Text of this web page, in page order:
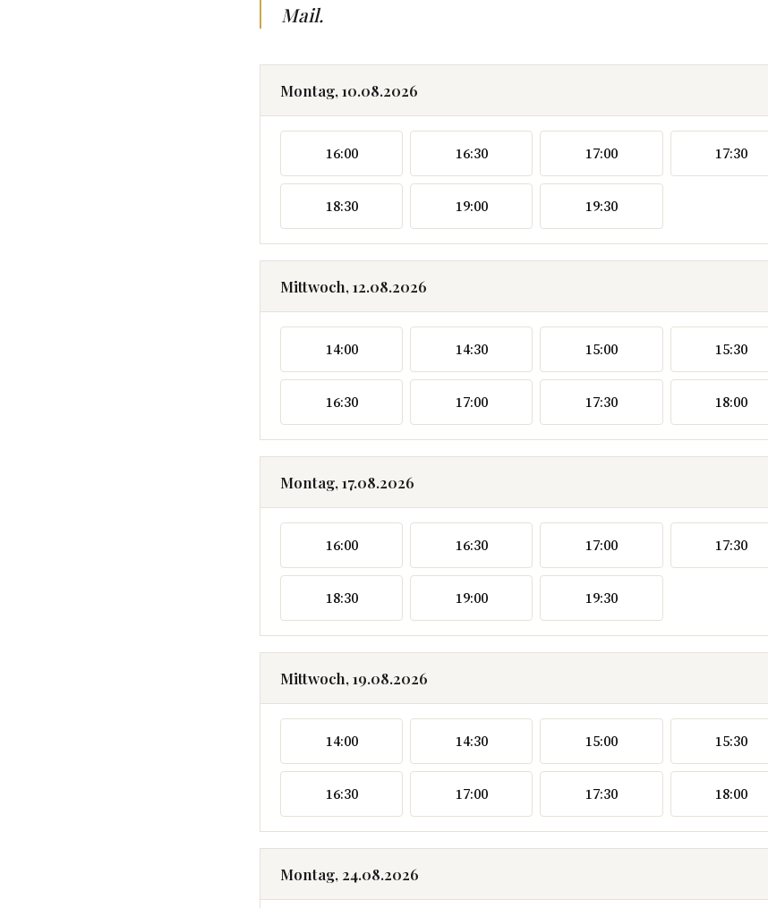
Mail.
Montag, 10.08.2026
16:00 16:30 17:00 17:30
18:30 19:00 19:30
Mittwoch, 12.08.2026
14:00 14:30 15:00 15:30
16:30 17:00 17:30 18:00
Montag, 17.08.2026
16:00 16:30 17:00 17:30
18:30 19:00 19:30
Mittwoch, 19.08.2026
14:00 14:30 15:00 15:30
16:30 17:00 17:30 18:00
Montag, 24.08.2026